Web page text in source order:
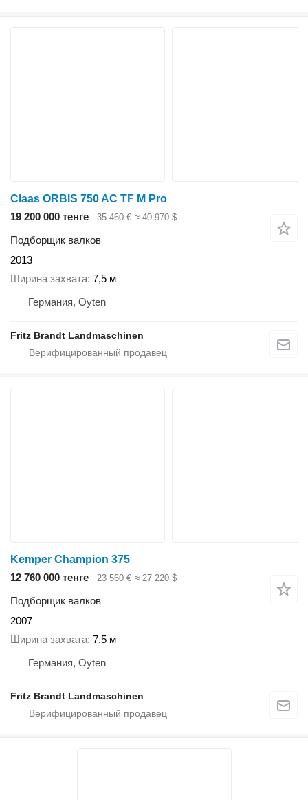
Claas ORBIS 750 AC TF M Pro
19 200 000 тенге
35 460 € ≈ 40 970 $
Подборщик валков
2013
Ширина захвата 7,5 м
Германия, Oyten
Fritz Brandt Landmaschinen
Kemper Champion 375
12 760 000 тенге
23 560 € ≈ 27 220 $
Подборщик валков
2007
Ширина захвата 7,5 м
Германия, Oyten
Fritz Brandt Landmaschinen